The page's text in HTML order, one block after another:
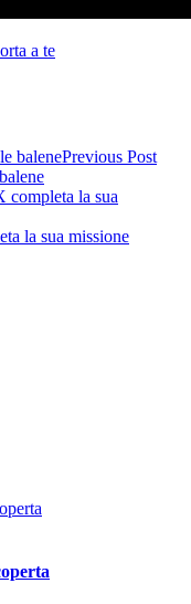
a te
Previous Post
completa la sua